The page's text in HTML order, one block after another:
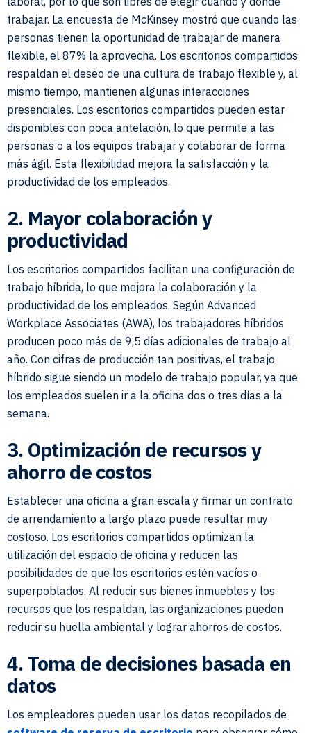
trabajar. La encuesta de McKinsey mostró que cuando las
personas tienen la oportunidad de trabajar de manera
flexible, el 87% la aprovecha. Los escritorios compartidos
respaldan el deseo de una cultura de trabajo flexible y, al
mismo tiempo, mantienen algunas interacciones
presenciales. Los escritorios compartidos pueden estar
disponibles con poca antelación, lo que permite a las
personas o a los equipos trabajar y colaborar de forma
más ágil. Esta flexibilidad mejora la satisfacción y la
productividad de los empleados.
2. Mayor colaboración y
productividad
Los escritorios compartidos facilitan una configuración de
trabajo híbrida, lo que mejora la colaboración y la
productividad de los empleados. Según Advanced
Workplace Associates (AWA), los trabajadores híbridos
producen poco más de 9,5 días adicionales de trabajo al
año. Con cifras de producción tan positivas, el trabajo
híbrido sigue siendo un modelo de trabajo popular, ya que
los empleados suelen ir a la oficina dos o tres días a la
semana.
3. Optimización de recursos y
ahorro de costos
Establecer una oficina a gran escala y firmar un contrato
de arrendamiento a largo plazo puede resultar muy
costoso. Los escritorios compartidos optimizan la
utilización del espacio de oficina y reducen las
posibilidades de que los escritorios estén vacíos o
superpoblados. Al reducir sus bienes inmuebles y los
recursos que los respaldan, las organizaciones pueden
reducir su huella ambiental y lograr ahorros de costos.
4. Toma de decisiones basada en
datos
Los empleadores pueden usar los datos recopilados de